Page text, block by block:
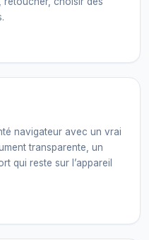
navigateur avec un vrai
transparente, un
qui reste sur l’appareil